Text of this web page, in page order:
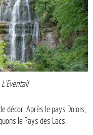
décor. Après le pays Dolois,
le Pays des Lacs.